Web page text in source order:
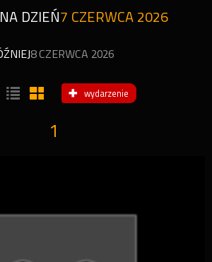
DZIEŃ7 CZERWCA 2026
8 CZERWCA 2026
wydarzenie
1